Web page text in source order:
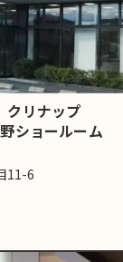
クリナップ
ショールーム
11-6